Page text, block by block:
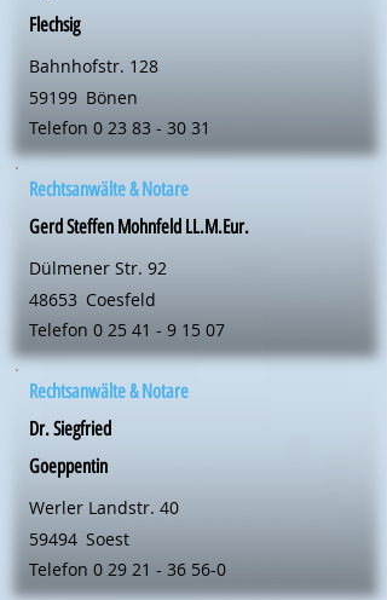
Flechsig
Bahnhofstr. 128
59199 Bönen
Telefon 0 23 83 - 30 31
Rechtsanwälte & Notare
Gerd Steffen Mohnfeld LL.M.Eur.
Dülmener Str. 92
48653 Coesfeld
Telefon 0 25 41 - 9 15 07
Rechtsanwälte & Notare
Dr. Siegfried
Goeppentin
Werler Landstr. 40
59494 Soest
Telefon 0 29 21 - 36 56-0